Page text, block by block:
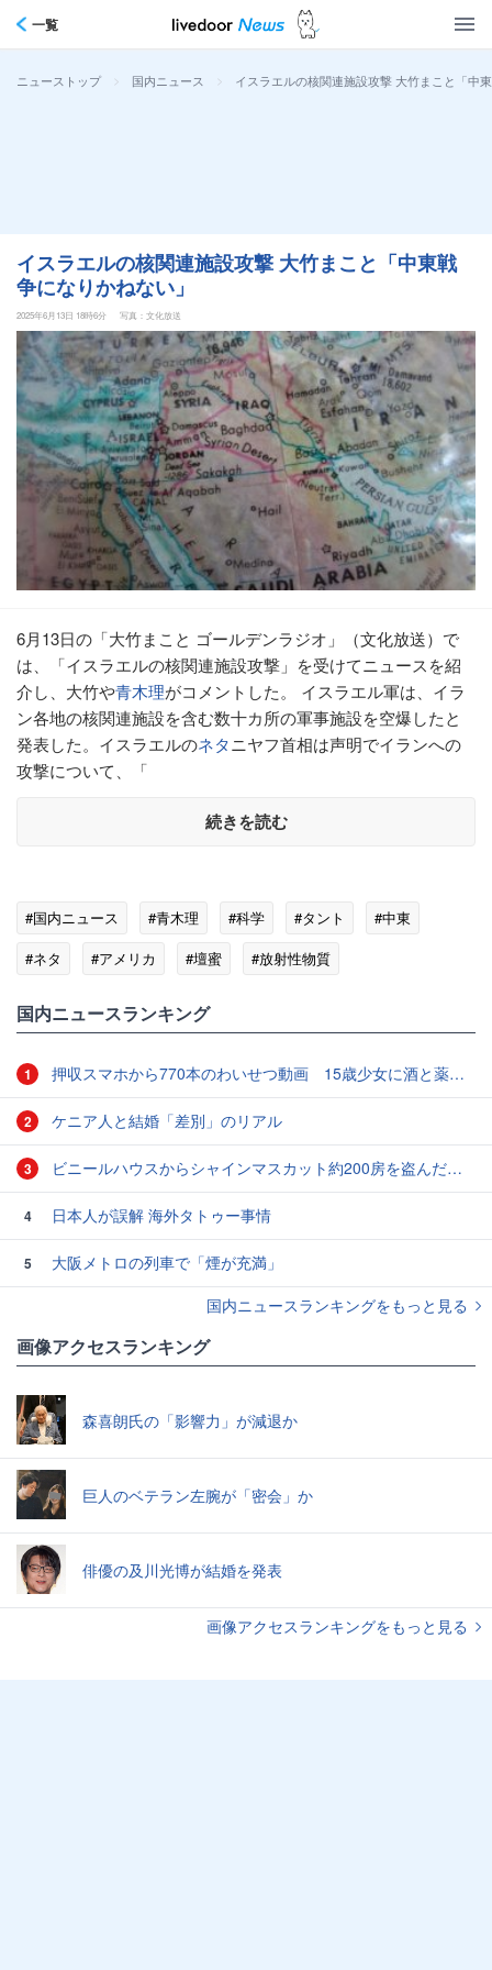
一覧
ニューストップ > 国内ニュース > イスラエルの核関連施設攻撃 大竹まこと「中
イスラエルの核関連施設攻撃 大竹まこと「中東戦
争になりかねない」
2025年6月13日 18時6分 写真：文化放送
6月13日の「大竹まこと ゴールデンラジオ」（文化放送）で
は、「イスラエルの核関連施設攻撃」を受けてニュースを紹
介し、大竹や青木理がコメントした。 イスラエル軍は、イラ
ン各地の核関連施設を含む数十カ所の軍事施設を空爆したと
発表した。イスラエルのネタニヤフ首相は声明でイランへの
攻撃について、「
続きを読む
#国内ニュース #青木理 #科学 #タント
#中東
#ネタ
#アメリカ #壇蜜 #放射性物質
国内ニュースランキング
1 押収スマホから770本のわいせつ動画 15歳少女に酒と薬飲ませ性的暴行か 54歳男を再逮捕 「薬もありますよ」とSNSで誘い出し
2 ケニア人と結婚「差別」のリアル
3 ビニールハウスからシャインマスカット約200房を盗んだ疑い ネットで販売か 無職の男（42）逮捕 岡山県警
4 日本人が誤解 海外タトゥー事情
5
大阪メトロの列車で「煙が充満」
国内ニュースランキングをもっと見る
画像アクセスランキング
森喜朗氏の「影響力」が減退か
巨人のベテラン左腕が「密会」か
俳優の及川光博が結婚を発表
画像アクセスランキングをもっと見る